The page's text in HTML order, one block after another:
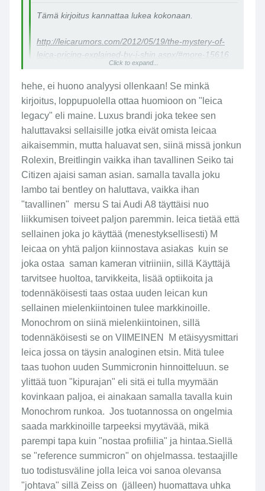
suodinvalmistajille.
jk
Tämä kirjoitus kannattaa lukea kokonaan.
http://leicarumors.com/2012/05/19/the-mystery-of-
leica-pricing-explained-by-j-shin.aspx/#more-15616
Click to expand...
hehe, ei huono analyysi ollenkaan! Se minkä
kirjoitus, loppupuolella ottaa huomioon on "leica
legacy" eli maine. Luxus brandi joka tekee sen
haluttavaksi sellaisille jotka eivät omista leicaa
aikaisemmin, mutta haluavat sen, siinä missä jonkun
Rolexin, Breitlingin vaikka ihan tavallinen Seiko tai
Citizen ajaisi saman asian. samalla tavalla joku
lambo tai bentley on haluttava, vaikka ihan
"tavallinen" mersu S tai Audi A8 täyttäisi nuo
liikkumisen toiveet paljon paremmin. leica tietää että
sellainen joka jo käyttää (menestyksellisesti) M
leicaa on yhtä paljon kiinnostava asiakas kuin se
joka ostaa saman kameran vitriiniin, sillä Käyttäjä
tarvitsee huoltoa, tarvikkeita, lisää optiikoita ja
todennäköisesti taas ostaa uuden leican kun
sellainen mielenkiintoinen tulee markkinoille.
Monochrom on siinä mielenkiintoinen, sillä
todennäköisesti se on VIIMEINEN M etäisyysmittari
leica jossa on täysin analoginen etsin. Mitä tulee
taas tuohon uuden Summicronin hinnoitteluun. se
ylittää tuon "kipurajan" eli sitä ei tulla myymään
kovinkaan paljoa, ei ainakaan samalla tavalla kuin
Monochrom runkoa. Jos tuotannossa on ongelmia
saada markkinoille tarpeeksi myytävää, mikä
parempi tapa kuin "nostaa profiilia" ja hintaa.Siellä
se "reference summicron" on ohjelmassa. testaajille
tuo todistusväline jolla leica voi sanoa olevansa
"johtava" sillä Zeiss on (jälleen) huomattava uhka